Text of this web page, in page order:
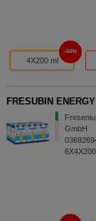
4X200 ml
64%
FRESUBIN
GmbH
6X4X200